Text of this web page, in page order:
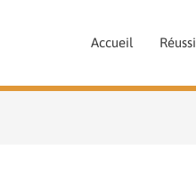
Accueil